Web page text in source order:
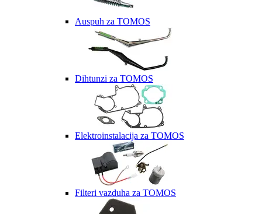
Auspuh za TOMOS
Dihtunzi za TOMOS
Elektroinstalacija za TOMOS
Filteri vazduha za TOMOS